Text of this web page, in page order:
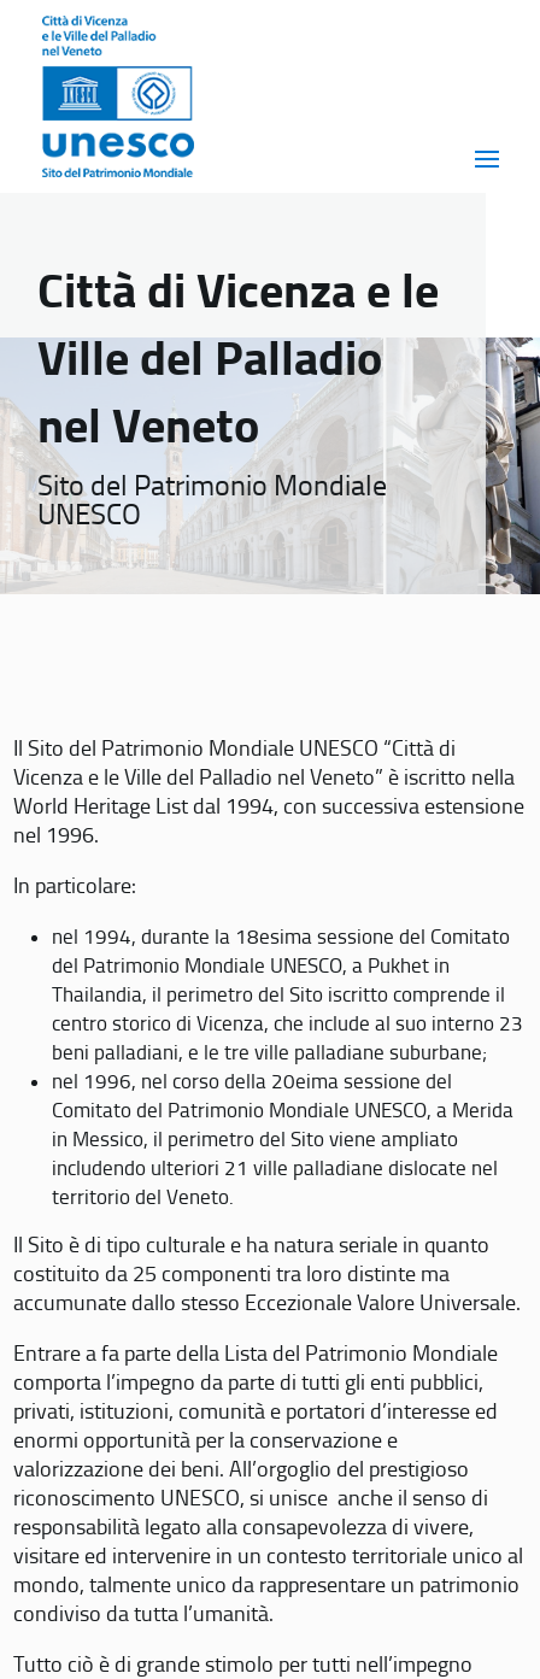
Città di Vicenza e le
Ville del Palladio
nel Veneto
Sito del Patrimonio Mondiale
UNESCO
Il Sito del Patrimonio Mondiale UNESCO “Città di
Vicenza e le Ville del Palladio nel Veneto” è iscritto nella
World Heritage List dal 1994, con successiva estensione
nel 1996.
In particolare:
nel 1994, durante la 18esima sessione del Comitato
del Patrimonio Mondiale UNESCO, a Pukhet in
Thailandia, il perimetro del Sito iscritto comprende il
centro storico di Vicenza, che include al suo interno 23
beni palladiani, e le tre ville palladiane suburbane;
nel 1996, nel corso della 20eima sessione del
Comitato del Patrimonio Mondiale UNESCO, a Merida
in Messico, il perimetro del Sito viene ampliato
includendo ulteriori 21 ville palladiane dislocate nel
territorio del Veneto.
Il Sito è di tipo culturale e ha natura seriale in quanto
costituito da 25 componenti tra loro distinte ma
accumunate dallo stesso Eccezionale Valore Universale.
Entrare a fa parte della Lista del Patrimonio Mondiale
comporta l’impegno da parte di tutti gli enti pubblici,
privati, istituzioni, comunità e portatori d’interesse ed
enormi opportunità per la conservazione e
valorizzazione dei beni. All’orgoglio del prestigioso
riconoscimento UNESCO, si unisce anche il senso di
responsabilità legato alla consapevolezza di vivere,
visitare ed intervenire in un contesto territoriale unico al
mondo, talmente unico da rappresentare un patrimonio
condiviso da tutta l’umanità.
Tutto ciò è di grande stimolo per tutti nell’impegno